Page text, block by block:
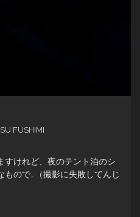
FUSHIMI
すけれど、夜のテント泊のシ
もので…（撮影に失敗してんじ